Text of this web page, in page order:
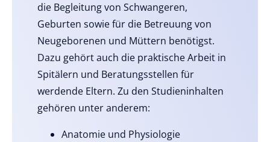
die Begleitung von Schwangeren,
Geburten sowie für die Betreuung von
Neugeborenen und Müttern benötigst.
Dazu gehört auch die praktische Arbeit in
Spitälern und Beratungsstellen für
werdende Eltern. Zu den Studieninhalten
gehören unter anderem:
Anatomie und Physiologie